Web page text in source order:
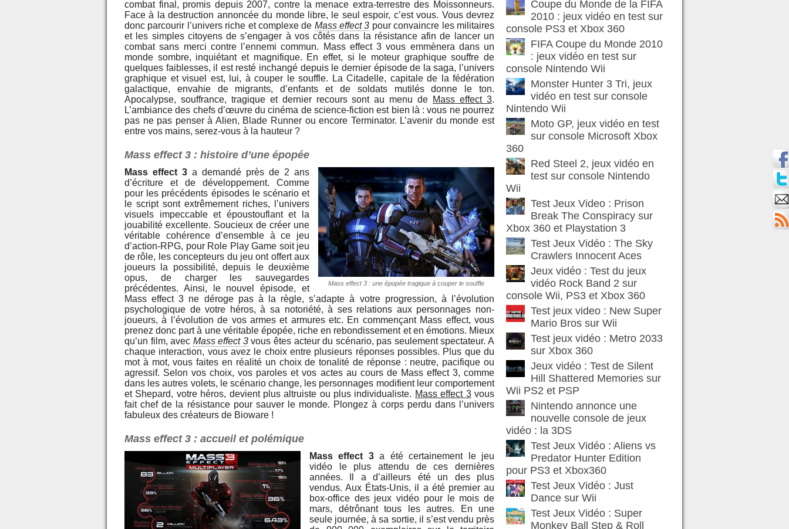
combat final, promis depuis 2007, contre la menace extra-terrestre des Moissonneurs.
Face à la destruction annoncée du monde libre, le seul espoir, c’est vous. Vous devrez
donc parcourir l’univers riche et complexe de Mass effect 3 pour convaincre les militaires
et les simples citoyens de s’engager à vos côtés dans la résistance afin de lancer un
combat sans merci contre l’ennemi commun. Mass effect 3 vous emmènera dans un
monde sombre, inquiétant et magnifique. En effet, si le moteur graphique souffre de
quelques faiblesses, il est resté inchangé depuis le dernier épisode de la saga, l’univers
graphique et visuel est, lui, à couper le souffle. La Citadelle, capitale de la fédération
galactique, envahie de migrants, d’enfants et de soldats mutilés donne le ton.
Apocalypse, souffrance, tragique et dernier recours sont au menu de Mass effect 3.
L’ambiance des chefs d’œuvre du cinéma de science-fiction est bien là : vous ne pourrez
pas ne pas penser à Alien, Blade Runner ou encore Terminator. L’avenir du monde est
entre vos mains, serez-vous à la hauteur ?
Mass effect 3 : histoire d’une épopée
Mass effect 3 : une épopée tragique à couper le souffle
Mass effect 3 a demandé près de 2 ans
d’écriture et de développement. Comme
pour les précédents épisodes le scénario et
le script sont extrêmement riches, l’univers
visuels impeccable et époustouflant et la
jouabilité excellente. Soucieux de créer une
véritable cohérence d’ensemble à ce jeu
d’action-RPG, pour Role Play Game soit jeu
de rôle, les concepteurs du jeu ont offert aux
joueurs la possibilité, depuis le deuxième
opus, de charger les sauvegardes
précédentes. Ainsi, le nouvel épisode, et
Mass effect 3 ne déroge pas à la règle, s’adapte à votre progression, à l’évolution
psychologique de votre héros, à sa notoriété, à ses relations aux personnages non-
joueurs, à l’évolution de vos armes et armures etc. En commençant Mass effect, vous
prenez donc part à une véritable épopée, riche en rebondissement et en émotions. Mieux
qu’un film, avec Mass effect 3vous êtes acteur du scénario, pas seulement spectateur. A
chaque interaction, vous avez le choix entre plusieurs réponses possibles. Plus que du
mot à mot, vous faites en réalité un choix de tonalité de réponse : neutre, pacifique ou
agressif. Selon vos choix, vos paroles et vos actes au cours de Mass effect 3, comme
dans les autres volets, le scénario change, les personnages modifient leur comportement
et Shepard, votre héros, devient plus altruiste ou plus individualiste. Mass effect 3vous
fait chef de la résistance pour sauver le monde. Plongez à corps perdu dans l’univers
fabuleux des créateurs de Bioware !
Mass effect 3 : accueil et polémique
Mass effect 3a été certainement le jeu
vidéo le plus attendu de ces dernières
années. Il a d’ailleurs été un des plus
vendus. Aux États-Unis, il a été premier au
box-office des jeux vidéo pour le mois de
mars, détrônant tous les autres. En une
seule journée, à sa sortie, il s’est vendu près
Coupe du Monde de la FIFA
2010 : jeux vidéo en test sur
console PS3 et Xbox 360
FIFA Coupe du Monde 2010
: jeux vidéo en test sur
console Nintendo Wii
Monster Hunter 3 Tri, jeux
vidéo en test sur console
Nintendo Wii
Moto GP, jeux vidéo en test
sur console Microsoft Xbox
360
Red Steel 2, jeux vidéo en
test sur console Nintendo
Wii
Test Jeux Video : Prison
Break The Conspiracy sur
Xbox 360 et Playstation 3
Test Jeux Vidéo : The Sky
Crawlers Innocent Aces
Jeux vidéo : Test du jeux
vidéo Rock Band 2 sur
console Wii, PS3 et Xbox 360
Test jeux video : New Super
Mario Bros sur Wii
Test jeux vidéo : Metro 2033
sur Xbox 360
Jeux vidéo : Test de Silent
Hill Shattered Memories sur
Wii PS2 et PSP
Nintendo annonce une
nouvelle console de jeux
vidéo : la 3DS
Test Jeux Vidéo : Aliens vs
Predator Hunter Edition
pour PS3 et Xbox360
Test Jeux Vidéo : Just
Dance sur Wii
Test Jeux Vidéo : Super
Monkey Ball Step & Roll